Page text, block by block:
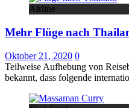
Airline
Mehr Flüge nach
Oktober 21, 2020 0
Teilweise Aufhebung von
bekannt, dass folgende